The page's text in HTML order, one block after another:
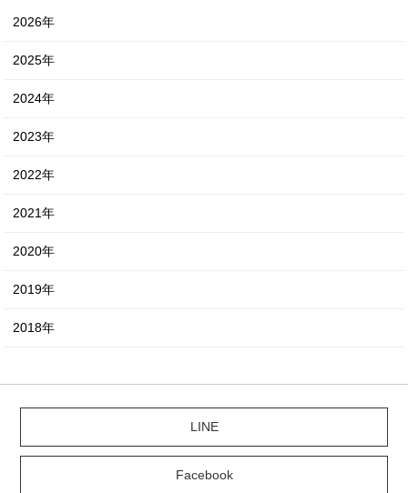
2026年
2025年
2024年
2023年
2022年
2021年
2020年
2019年
2018年
LINE
Facebook